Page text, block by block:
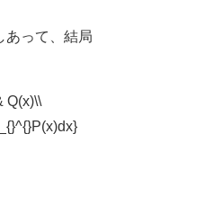
あって、結局
Q(x)\\